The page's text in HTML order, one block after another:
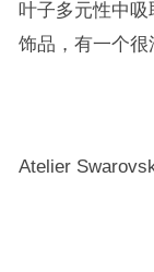
叶子多元性中吸
饰品 ，有一个
Atelier